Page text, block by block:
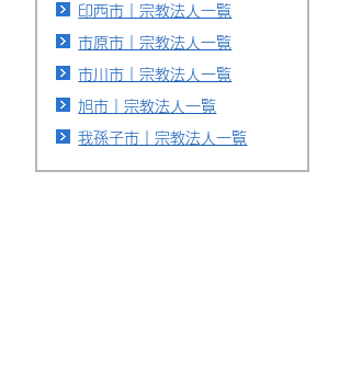
印西市｜宗教法人一覧
市原市｜宗教法人一覧
市川市｜宗教法人一覧
旭市｜宗教法人一覧
我孫子市｜宗教法人一覧